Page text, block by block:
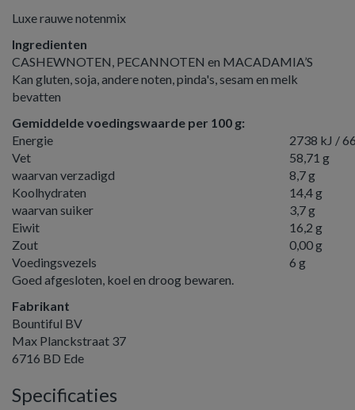
Luxe rauwe notenmix
Ingredienten
CASHEWNOTEN, PECANNOTEN en MACADAMIA’S
Kan gluten, soja, andere noten, pinda's, sesam en melk
bevatten
Gemiddelde voedingswaarde per 100 g:
Energie
2738 kJ /
Vet
58,71 g
waarvan verzadigd
8,7 g
Koolhydraten
14,4 g
waarvan suiker
3,7 g
Eiwit
16,2 g
Zout
0,00 g
Voedingsvezels
6 g
Goed afgesloten, koel en droog bewaren.
Fabrikant
Bountiful BV
Max Planckstraat 37
6716 BD Ede
Specificaties